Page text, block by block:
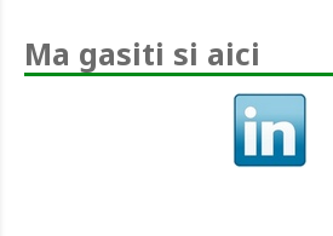
Ma gasiti si aici